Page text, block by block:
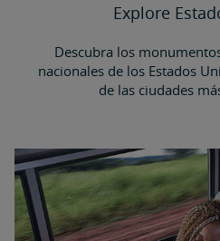
Explore
Descubra los
nacionales de los Estados
de las ciudades